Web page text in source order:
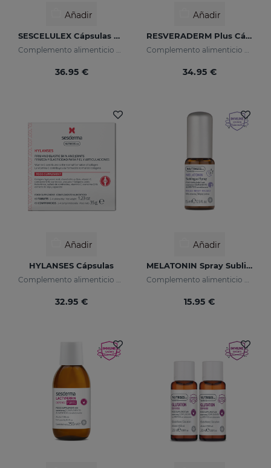
Añadir
SESCELULEX Cápsulas Blandas
Complemento alimenticio con extracto de té verde
36.95 €
Añadir
RESVERADERM Plus Cápsulas
Complemento alimenticio con t-resveratrol y vitamina C.
34.95 €
Añadir
HYLANSES Cápsulas
Complemento alimenticio con vitamina C
32.95 €
Añadir
MELATONIN Spray Sublingual
Complemento alimenticio con melatonina
15.95 €